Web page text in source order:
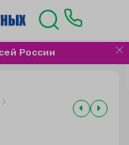
России